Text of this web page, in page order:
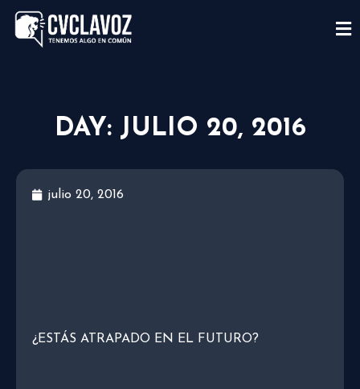
DAY: JULIO 20, 2016
julio 20, 2016
¿ESTÁS ATRAPADO EN EL FUTURO?